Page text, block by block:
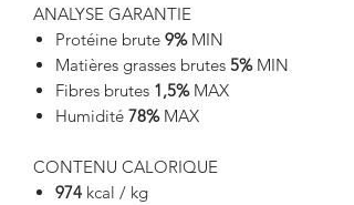
ANALYSE GARANTIE
Protéine brute 9%MIN
Matières grasses brutes 5%MIN
Fibres brutes 1,5%MAX
Humidité 78%MAX
CONTENU CALORIQUE
974 kcal / kg